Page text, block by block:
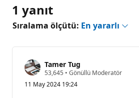
1 yanıt
Sıralama ölçütü: En yararlı
Tamer Tug
53,645 S
y
• Gönüllü Moderatör
11 May 2024 19:24